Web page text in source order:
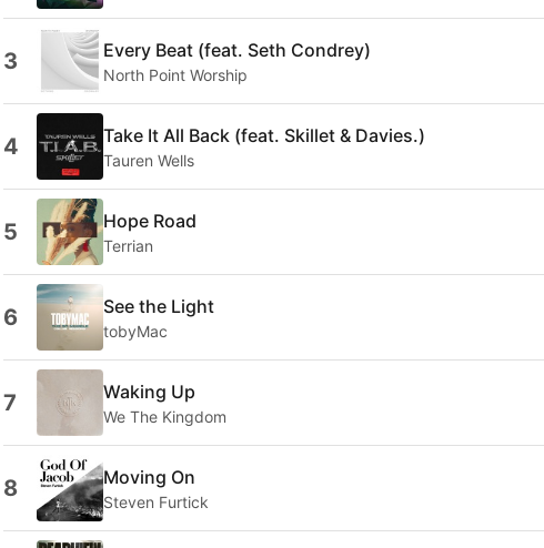
3 Every Beat (feat. Seth Condrey)
North Point Worship
4 Take It All Back (feat. Skillet & Davies.)
Tauren Wells
5 Hope Road
Terrian
6 See the Light
tobyMac
7 Waking Up
We The Kingdom
8 Moving On
Steven Furtick